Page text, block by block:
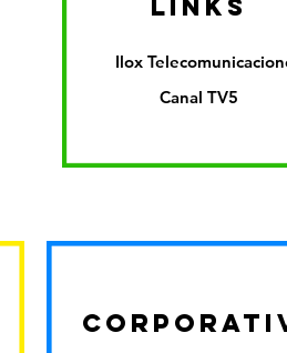
links
Ilox
Canal TV5